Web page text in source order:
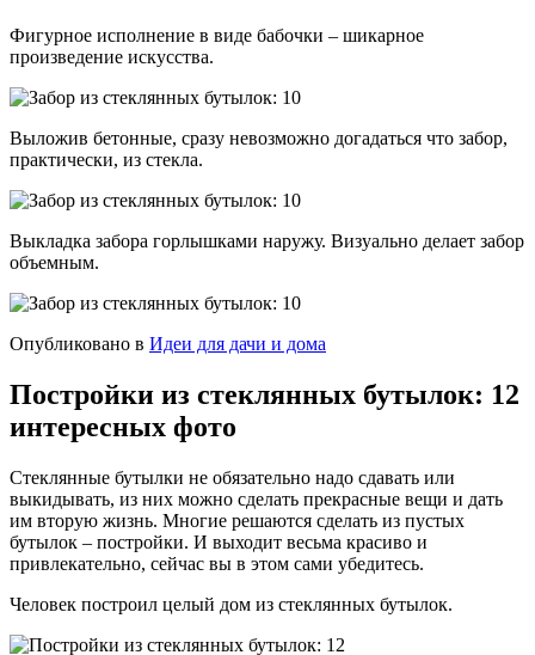
Фигурное исполнение в виде бабочки – шикарное
произведение искусства.
Выложив бетонные, сразу невозможно догадаться что забор,
практически, из стекла.
Выкладка забора горлышками наружу. Визуально делает забор
объемным.
Опубликовано в Идеи для дачи и дома
Постройки из стеклянных бутылок: 12
интересных фото
Стеклянные бутылки не обязательно надо сдавать или
выкидывать, из них можно сделать прекрасные вещи и дать
им вторую жизнь. Многие решаются сделать из пустых
бутылок – постройки. И выходит весьма красиво и
привлекательно, сейчас вы в этом сами убедитесь.
Человек построил целый дом из стеклянных бутылок.